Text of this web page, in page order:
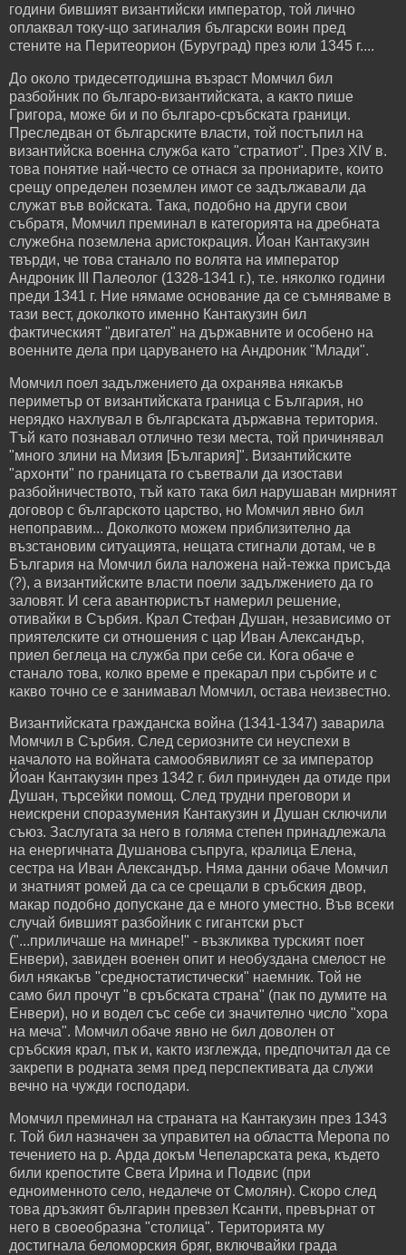
години бившият византийски император, той лично
оплаквал току-що загиналия български воин пред
стените на Перитеорион (Буруград) през юли 1345 г....
До около тридесетгодишна възраст Момчил бил
разбойник по българо-византийската, а както пише
Григора, може би и по българо-сръбската граници.
Преследван от българските власти, той постъпил на
византийска военна служба като "стратиот". През XIV в.
това понятие най-често се отнася за прониарите, които
срещу определен поземлен имот се задължавали да
служат във войската. Така, подобно на други свои
събратя, Момчил преминал в категорията на дребната
служебна поземлена аристокрация. Йоан Кантакузин
твърди, че това станало по волята на император
Андроник III Палеолог (1328-1341 г.), т.е. няколко години
преди 1341 г. Ние нямаме основание да се съмняваме в
тази вест, доколкото именно Кантакузин бил
фактическият "двигател" на държавните и особено на
военните дела при царуването на Андроник "Млади".
Момчил поел задължението да охранява някакъв
периметър от византийската граница с България, но
нерядко нахлувал в българската държавна територия.
Тъй като познавал отлично тези места, той причинявал
"много злини на Мизия [България]". Византийските
"архонти" по границата го съветвали да изостави
разбойничеството, тъй като така бил нарушаван мирният
договор с българското царство, но Момчил явно бил
непоправим... Доколкото можем приблизително да
възстановим ситуацията, нещата стигнали дотам, че в
България на Момчил била наложена най-тежка присъда
(?), а византийските власти поели задължението да го
заловят. И сега авантюристът намерил решение,
отивайки в Сърбия. Крал Стефан Душан, независимо от
приятелските си отношения с цар Иван Александър,
приел беглеца на служба при себе си. Кога обаче е
станало това, колко време е прекарал при сърбите и с
какво точно се е занимавал Момчил, остава неизвестно.
Византийската гражданска война (1341-1347) заварила
Момчил в Сърбия. След сериозните си неуспехи в
началото на войната самообявилият се за император
Йоан Кантакузин през 1342 г. бил принуден да отиде при
Душан, търсейки помощ. След трудни преговори и
неискрени споразумения Кантакузин и Душан сключили
съюз. Заслугата за него в голяма степен принадлежала
на енергичната Душанова съпруга, кралица Елена,
сестра на Иван Александър. Няма данни обаче Момчил
и знатният ромей да са се срещали в сръбския двор,
макар подобно допускане да е много уместно. Във всеки
случай бившият разбойник с гигантски ръст
("...приличаше на минаре!" - възкликва турският поет
Енвери), завиден военен опит и необуздана смелост не
бил някакъв "средностатистически" наемник. Той не
само бил прочут "в сръбската страна" (пак по думите на
Енвери), но и водел със себе си значително число "хора
на меча". Момчил обаче явно не бил доволен от
сръбския крал, пък и, както изглежда, предпочитал да се
закрепи в родната земя пред перспективата да служи
вечно на чужди господари.
Момчил преминал на страната на Кантакузин през 1343
г. Той бил назначен за управител на областта Меропа по
течението на р. Арда докъм Чепеларската река, където
били крепостите Света Ирина и Подвис (при
едноименното село, недалече от Смолян). Скоро след
това дръзкият българин превзел Ксанти, превърнат от
него в своеобразна "столица". Територията му
достигнала беломорския бряг, включвайки града